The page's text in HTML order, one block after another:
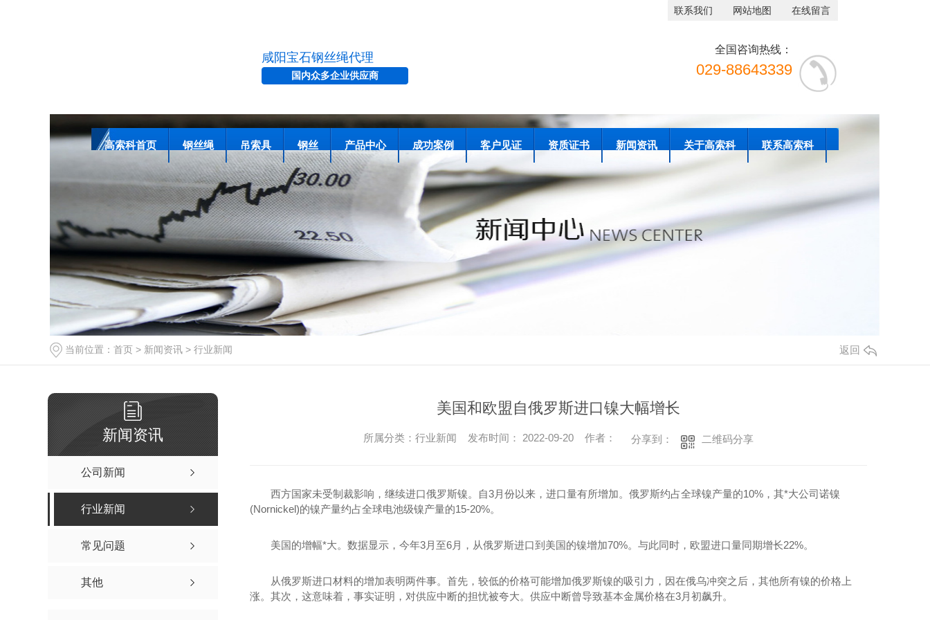
联系我们 网站地图 在线留言
咸阳宝石钢丝绳代理
国内众多企业供应商
全国咨询热线：
029-88643339
高索科首页 钢丝绳 吊索具 钢丝 产品中心 成功案例 客户见证 资质证书 新闻资讯 关于高索科 联系高索科
当前位置： 首页 > 新闻资讯 > 行业新闻 返回
新闻资讯
公司新闻
行业新闻
常见问题
其他
美国和欧盟自俄罗斯进口镍大幅增长
所属分类：行业新闻 发布时间： 2022-09-20 作者： 分享到： 二维码分享
西方国家未受制裁影响，继续进口俄罗斯镍。自3月份以来，进口量有所增加。俄罗斯约占全球镍产量的10%，其*大公司诺镍
(Nornickel)的镍产量约占全球电池级镍产量的15-20%。
美国的增幅*大。数据显示，今年3月至6月，从俄罗斯进口到美国的镍增加70%。与此同时，欧盟进口量同期增长22%。
从俄罗斯进口材料的增加表明两件事。首先，较低的价格可能增加俄罗斯镍的吸引力，因在俄乌冲突之后，其他所有镍的价格上
涨。其次，这意味着，事实证明，对供应中断的担忧被夸大。供应中断曾导致基本金属价格在3月初飙升。